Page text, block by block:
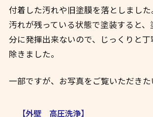
付着した汚れや旧塗膜を落としました
汚れが残っている状態で塗装すると
分に発揮出来ないので、じっくりと丁
除きました。
一部ですが、お写真をご覧いただきた
【外壁 高圧洗浄】